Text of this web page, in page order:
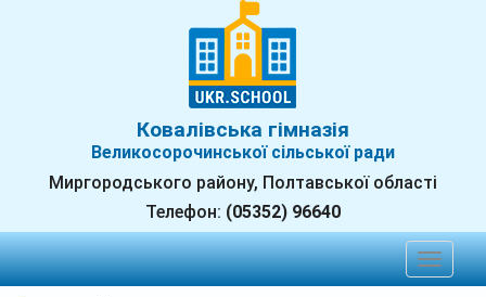
Ковалівська гімназія
Великосорочинської сільської ради
Миргородського району, Полтавської області
Телефон: (05352) 96640
Toggle